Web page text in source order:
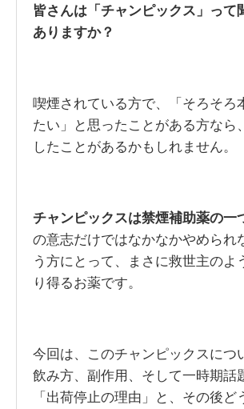
皆さんは「チャンピックス」って
ありますか？
喫煙されている方で、「そろそろ
たい」と思ったことがある方なら
したことがあるかもしれません。
チャンピックスは禁煙補助薬の一
の意志だけではなかなかやめら
う方にとって、まさに救世主のよ
り得るお薬です。
今回は、このチャンピックスにつ
飲み方、副作用、そして一時期話
「出荷停止の理由」と、その後ど